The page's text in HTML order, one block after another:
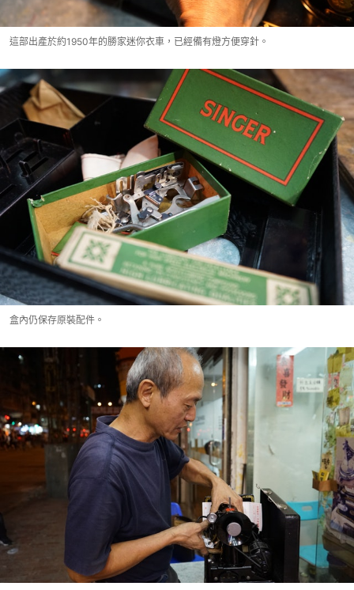
這部出產於約1950年的勝家迷你衣車，已經備有燈方便穿針。
盒內仍保存原裝配件。